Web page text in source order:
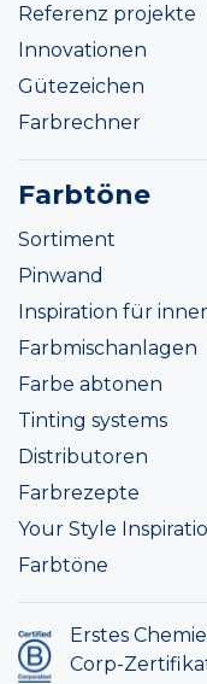
Referenz projekte
Innovationen
Gütezeichen
Farbrechner
Farbtöne
Sortiment
Pinwand
Inspiration für
Farbmischanlagen
Farbe abtonen
Tinting systems
Distributoren
Farbrezepte
Your Style
Farbtöne
Erstes
Corp-